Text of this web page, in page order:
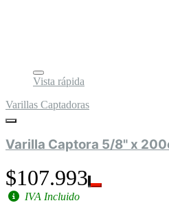
Vista rápida
Varillas Captadoras
Varilla Captora 5/8" x
$107.993
IVA Incluido